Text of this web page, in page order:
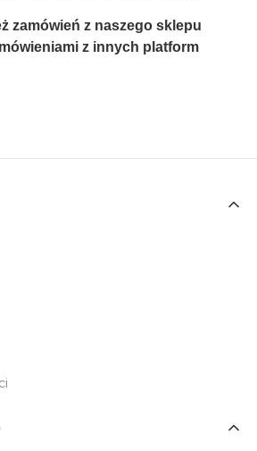
zamówień z naszego sklepu
z innych platform